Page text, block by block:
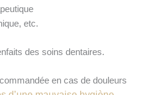
etc.
des soins dentaires.
en cas de douleurs